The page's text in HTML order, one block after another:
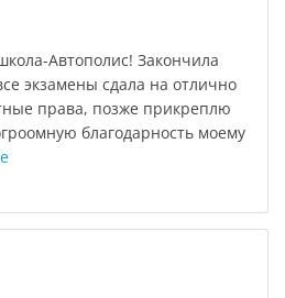
Автополис! Закончила
экзамены сдала на отлично
права, позже прикреплю
благодарность моему